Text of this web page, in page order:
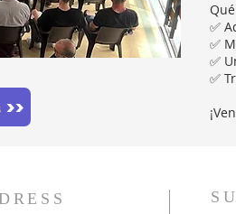
✅
✅
✅
✅